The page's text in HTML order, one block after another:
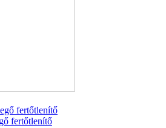
fertőtlenítő
fertőtlenítő